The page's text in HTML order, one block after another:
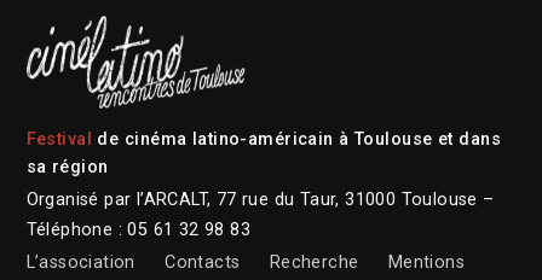
Festival
de cinéma latino-américain à Toulouse et dans
sa région
Organisé par l’ARCALT, 77 rue du Taur, 31000 Toulouse –
Téléphone : 05 61 32 98 83
L’association
Contacts Recherche
Mentions